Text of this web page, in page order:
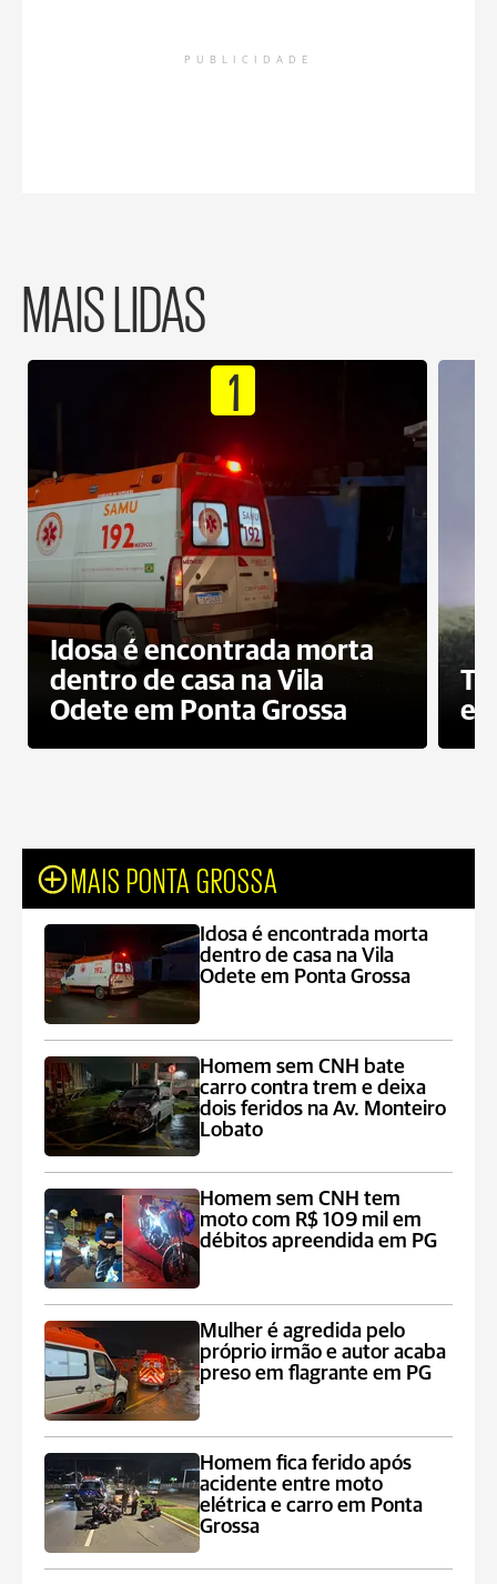
PUBLICIDADE
MAIS LIDAS
1
Idosa é encontrada morta
dentro de casa na Vila
Odete em Ponta Grossa
e
MAIS PONTA GROSSA
Idosa é encontrada morta
dentro de casa na Vila
Odete em Ponta Grossa
Homem sem CNH bate
carro contra trem e deixa
dois feridos na Av. Monteiro
Lobato
Homem sem CNH tem
moto com R$ 109 mil em
débitos apreendida em PG
Mulher é agredida pelo
próprio irmão e autor acaba
preso em flagrante em PG
Homem fica ferido após
acidente entre moto
elétrica e carro em Ponta
Grossa